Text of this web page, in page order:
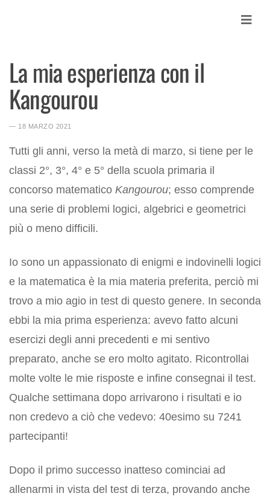
Contatti
Accedi MY
Cerca
La mia esperienza con il
Kangourou
― 18 MARZO 2021
Tutti gli anni, verso la metà di marzo, si tiene per le
classi 2°, 3°, 4° e 5° della scuola primaria il
concorso matematico Kangourou; esso comprende
una serie di problemi logici, algebrici e geometrici
più o meno difficili.
Io sono un appassionato di enigmi e indovinelli logici
e la matematica è la mia materia preferita, perciò mi
trovo a mio agio in test di questo genere. In seconda
ebbi la mia prima esperienza: avevo fatto alcuni
esercizi degli anni precedenti e mi sentivo
preparato, anche se ero molto agitato. Ricontrollai
molte volte le mie risposte e infine consegnai il test.
Qualche settimana dopo arrivarono i risultati e io
non credevo a ciò che vedevo: 40esimo su 7241
partecipanti!
Dopo il primo successo inatteso cominciai ad
allenarmi in vista del test di terza, provando anche